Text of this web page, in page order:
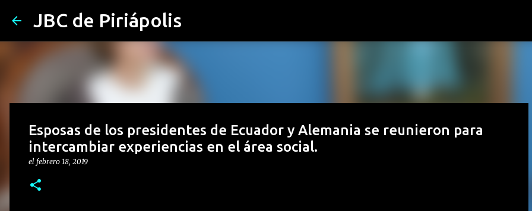
JBC de Piriápolis
Esposas de los presidentes de Ecuador y Alemania se reunieron para
intercambiar experiencias en el área social.
el febrero 18, 2019